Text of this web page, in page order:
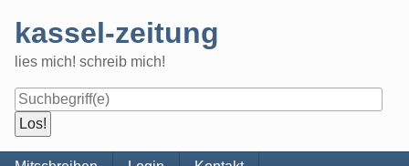
content
kassel-zeitung
lies mich! schreib mich!